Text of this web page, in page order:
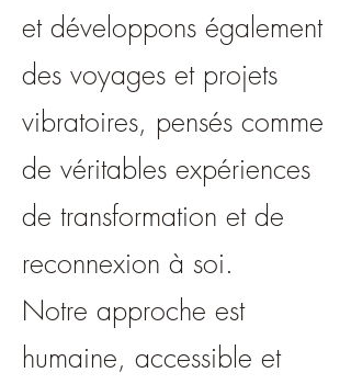
et développons également
des voyages et projets
vibratoires, pensés comme
de véritables expériences
de transformation et de
reconnexion à soi.
Notre approche est
humaine, accessible et